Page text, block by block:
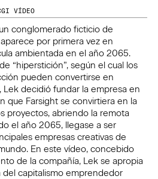
VÍDEO
conglomerado ficticio de
por primera vez en
ambientada en el año 2065.
“hiperstición”, según el cual los
pueden convertirse en
Lek decidió fundar la empresa en
que Farsight se convirtiera en la
proyectos, abriendo la remota
el año 2065, llegase a ser
empresas creativas de
En este vídeo, concebido
de la compañía, Lek se apropia
del capitalismo emprendedor